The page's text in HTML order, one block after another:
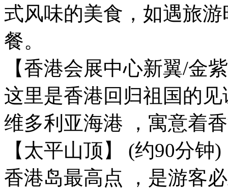
式风味的美食，如遇旅
餐。
【香港会展中心新翼/金
这里是香港回归祖国的
维多利亚海港 ，寓意着
【太平山顶】 (约90分钟)
香港岛最高点 ，是游客